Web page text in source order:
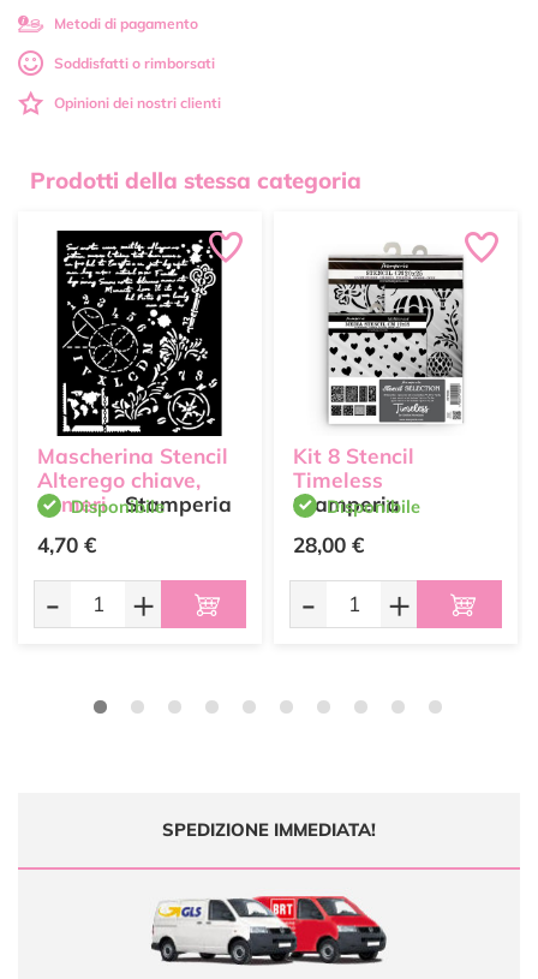
Metodi di pagamento
Soddisfatti o rimborsati
Opinioni dei nostri clienti
Prodotti della stessa categoria
Mascherina Stencil
Alterego chiave,
numeri Stamperia
Disponibile
4,70 €
- +
Kit 8 Stencil
Timeless
Stamperia
Disponibile
28,00 €
- +
SPEDIZIONE IMMEDIATA!